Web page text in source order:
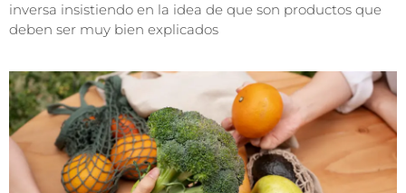
inversa insistiendo en la idea de que son productos que
deben ser muy bien explicados